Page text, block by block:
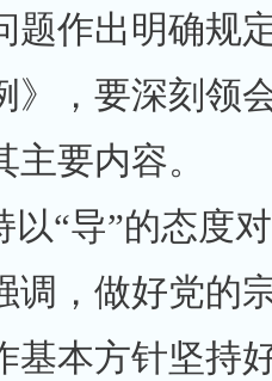
题作出明确规
》，要深刻领
要内容。
以“导”的态度
调，做好党的
基本方针坚持